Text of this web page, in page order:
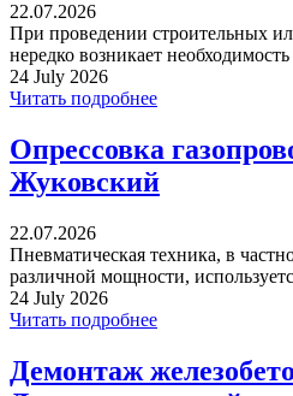
22.07.2026
При проведении строительных
нередко возникает
24 July 2026
Читать подробнее
Опрессовка
Жуковский
22.07.2026
Пневматическая техника, в
различной мощности,
24 July 2026
Читать подробнее
Демонтаж